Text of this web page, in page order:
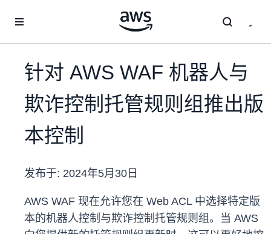
针对 AWS WAF 机器人与
欺诈控制托管规则组推出版
本控制
发布于: 2024年5月30日
AWS WAF 现在允许您在 Web ACL 中选择特定版
本的机器人控制与欺诈控制托管规则组。当 AWS